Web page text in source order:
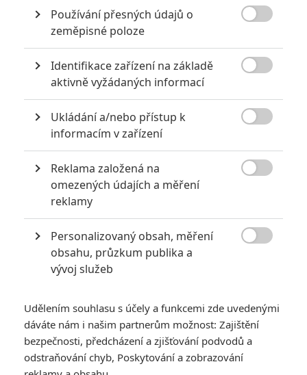
8 Recenze: Občanská válka
6
Recenze: Godzilla x Kong: Nové
impérium
8 Recenze: Opičí muž
POSLEDNÍ KOMENTOVANÉ
3 ČLÁNEK | 01.08.2026 16:40
Marvel nečekaně zrušil již schválené pokračování
433FILM | 01.08.2026 07:11
1ČLÁNEK | 30.07.2026 20:14
Děti krve a kostí: Regulérní trailer představuje akční fantasy
dobrodružství s vůní Afriky
1
Používání přesných údajů o
zeměpisné poloze
Identifikace zařízení na základě
aktivně vyžádaných informací
Ukládání a/nebo přístup k
informacím v zařízení
Reklama založená na
omezených údajích a měření
reklamy
Personalizovaný obsah, měření
obsahu, průzkum publika a
vývoj služeb
Udělením souhlasu s účely a funkcemi zde uvedenými
dáváte nám i našim partnerům možnost: Zajištění
bezpečnosti, předcházení a zjišťování podvodů a
odstraňování chyb, Poskytování a zobrazování